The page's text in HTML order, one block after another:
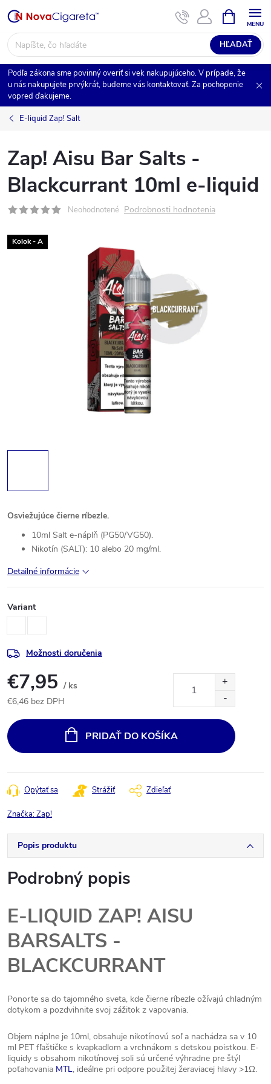
na
obsah
HĽADAŤ
KOŠÍK
Podľa zákona sme povinný overiť si vek nakupujúceho. V prípade, že
u nás nakupujete prvýkrát, budeme vás kontaktovať. Za pochopenie
vopred ďakujeme.
E-liquid Zap! Salt
Zap! Aisu Bar Salts -
Blackcurrant 10ml e-liquid
Neohodnotené Podrobnosti hodnotenia
Kolok - A
Osviežujúce čierne ríbezle.
10ml Salt e-náplň (PG50/VG50).
Nikotín (SALT): 10 alebo 20 mg/ml.
Detailné informácie
Variant
Možnosti doručenia
€7,95 / ks
€6,46 bez DPH
cena:
PRIDAŤ DO KOŠÍKA
Opýtať sa Strážiť Zdieľať
Značka:Zap!
Popis produktu
Podrobný popis
E-LIQUID ZAP! AISU
BARSALTS -
BLACKCURRANT
Ponorte sa do tajomného sveta, kde čierne ríbezle ožívajú chladným
dotykom a pozdvihnite svoj zážitok z vapovania.
Objem náplne je 10ml, obsahuje nikotínovú soľ a nachádza sa v 10
ml PET fľaštičke s kvapkadlom a vrchnákom s detskou poistkou. E-
liquidy s obsahom nikotínovej soli sú určené výhradne pre štýl
poťahovania MTL, ideálne pri odpore použitej žeraviacej hlavy >1Ω.